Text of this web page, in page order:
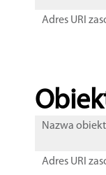
Adres URI
Nazwa
Adres URI